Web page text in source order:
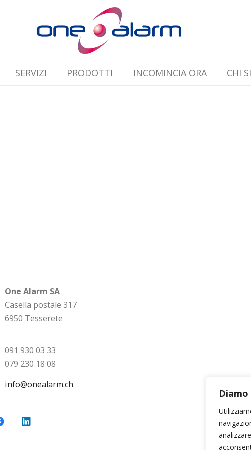
SERVIZI PRODOTTI INCOMINCIA ORA CHI
One Alarm SA
Casella postale 317
6950 Tesserete
091 930 03 33
079 230 18 08
info@onealarm.ch